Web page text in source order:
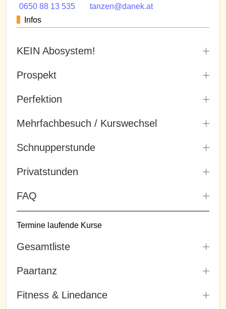
0650 88 13 535
tanzen@danek.at
Infos
KEIN Abosystem!
Prospekt
Perfektion
Mehrfachbesuch / Kurswechsel
Schnupperstunde
Privatstunden
FAQ
Termine laufende Kurse
Gesamtliste
Paartanz
Fitness & Linedance